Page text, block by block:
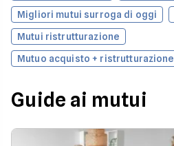
Migliori mutui surroga di oggi
Mutui ristrutturazione
Mutuo acquisto + ristrutturazione
Guide ai mutui